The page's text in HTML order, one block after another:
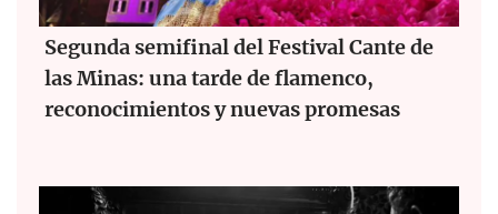
Segunda semifinal del Festival Cante de
las Minas: una tarde de flamenco,
reconocimientos y nuevas promesas